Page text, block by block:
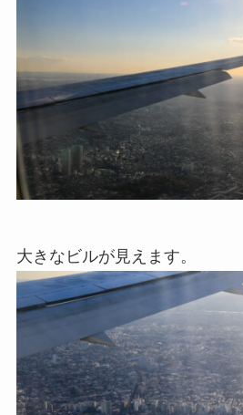
大きなビルが見えます。